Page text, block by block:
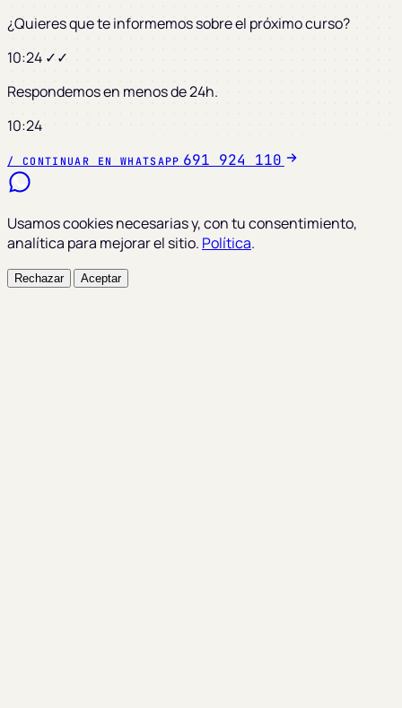
¿Quieres que te informemos sobre el próximo curso?
10:24 ✓✓
Respondemos en menos de 24h.
10:24
/ CONTINUAR EN WHATSAPP 691 924 110
Usamos cookies necesarias y, con tu consentimiento,
analítica para mejorar el sitio. Política.
Rechazar Aceptar